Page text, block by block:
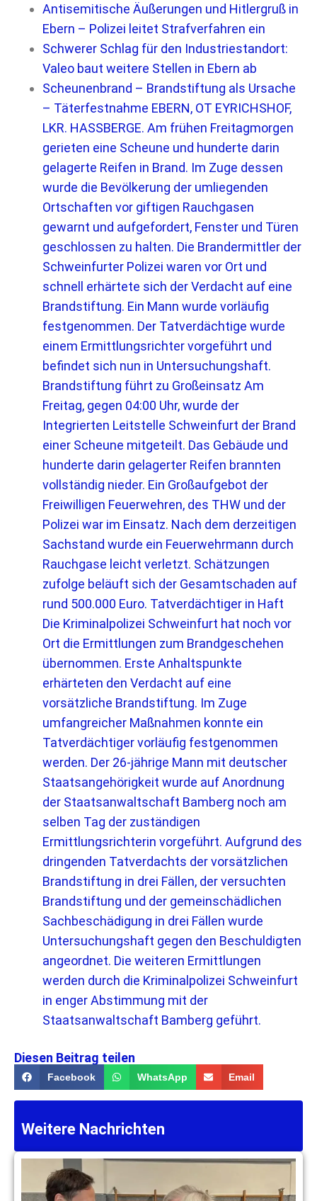
Antisemitische Äußerungen und Hitlergruß in
Ebern – Polizei leitet Strafverfahren ein
Schwerer Schlag für den Industriestandort:
Valeo baut weitere Stellen in Ebern ab
Scheunenbrand – Brandstiftung als Ursache
– Täterfestnahme EBERN, OT EYRICHSHOF,
LKR. HASSBERGE. Am frühen Freitagmorgen
gerieten eine Scheune und hunderte darin
gelagerte Reifen in Brand. Im Zuge dessen
wurde die Bevölkerung der umliegenden
Ortschaften vor giftigen Rauchgasen
gewarnt und aufgefordert, Fenster und Türen
geschlossen zu halten. Die Brandermittler der
Schweinfurter Polizei waren vor Ort und
schnell erhärtete sich der Verdacht auf eine
Brandstiftung. Ein Mann wurde vorläufig
festgenommen. Der Tatverdächtige wurde
einem Ermittlungsrichter vorgeführt und
befindet sich nun in Untersuchungshaft.
Brandstiftung führt zu Großeinsatz Am
Freitag, gegen 04:00 Uhr, wurde der
Integrierten Leitstelle Schweinfurt der Brand
einer Scheune mitgeteilt. Das Gebäude und
hunderte darin gelagerter Reifen brannten
vollständig nieder. Ein Großaufgebot der
Freiwilligen Feuerwehren, des THW und der
Polizei war im Einsatz. Nach dem derzeitigen
Sachstand wurde ein Feuerwehrmann durch
Rauchgase leicht verletzt. Schätzungen
zufolge beläuft sich der Gesamtschaden auf
rund 500.000 Euro. Tatverdächtiger in Haft
Die Kriminalpolizei Schweinfurt hat noch vor
Ort die Ermittlungen zum Brandgeschehen
übernommen. Erste Anhaltspunkte
erhärteten den Verdacht auf eine
vorsätzliche Brandstiftung. Im Zuge
umfangreicher Maßnahmen konnte ein
Tatverdächtiger vorläufig festgenommen
werden. Der 26-jährige Mann mit deutscher
Staatsangehörigkeit wurde auf Anordnung
der Staatsanwaltschaft Bamberg noch am
selben Tag der zuständigen
Ermittlungsrichterin vorgeführt. Aufgrund des
dringenden Tatverdachts der vorsätzlichen
Brandstiftung in drei Fällen, der versuchten
Brandstiftung und der gemeinschädlichen
Sachbeschädigung in drei Fällen wurde
Untersuchungshaft gegen den Beschuldigten
angeordnet. Die weiteren Ermittlungen
werden durch die Kriminalpolizei Schweinfurt
in enger Abstimmung mit der
Staatsanwaltschaft Bamberg geführt.
Diesen Beitrag teilen
Facebook WhatsApp Email
Weitere Nachrichten